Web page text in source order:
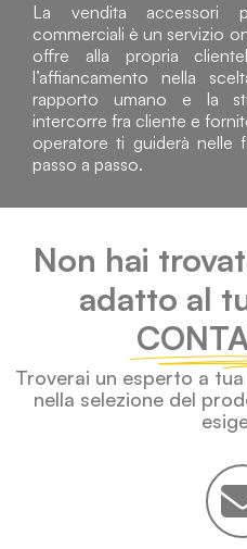
La vendita accessori
commerciali è un servizio
offre alla propria
l’affiancamento nella
rapporto umano e la
intercorre fra cliente e
operatore ti guiderà nelle
passo a passo.
Non hai
adatto al
Troverai un esperto a
nella selezione del